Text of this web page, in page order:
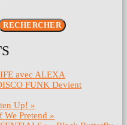
RECHERCHER
avec ALEXA
FUNK Devient
Up! »
Pretend »